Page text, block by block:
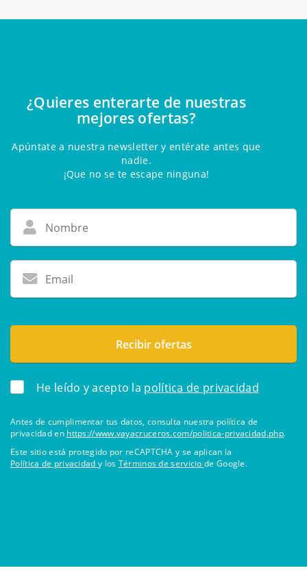
¿Quieres enterarte de nuestras
mejores ofertas?
Apúntate a nuestra newsletter y entérate antes que
nadie.
¡Que no se te escape ninguna!
He leído y acepto la política de privacidad
Antes de cumplimentar tus datos, consulta nuestra política de
privacidad en https://www.vayacruceros.com/politica-privacidad.php.
Este sitio está protegido por reCAPTCHA y se aplican la
Política de privacidad y los Términos de serviciode Google.